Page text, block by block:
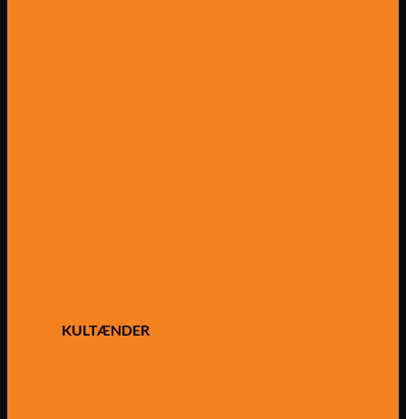
KULTÆNDER